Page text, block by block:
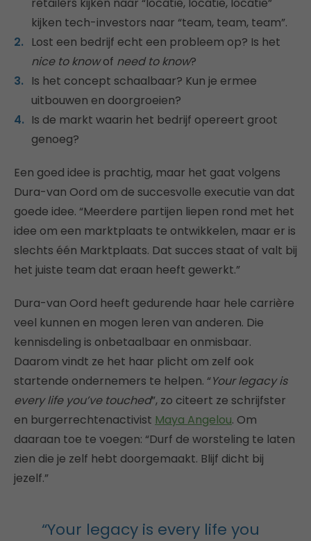
kijken tech-investors naar “team, team, team”.
Lost een bedrijf echt een probleem op? Is het
nice to knowof need to know?
Is het concept schaalbaar? Kun je ermee
uitbouwen en doorgroeien?
Is de markt waarin het bedrijf opereert groot
genoeg?
Een goed idee is prachtig, maar het gaat volgens
Dura-van Oord om de succesvolle executie van dat
goede idee. “Meerdere partijen liepen rond met het
idee om een marktplaats te ontwikkelen, maar er is
slechts één Marktplaats. Dat succes staat of valt bij
het juiste team dat eraan heeft gewerkt.”
Dura-van Oord heeft gedurende haar hele carrière
veel kunnen en mogen leren van anderen. Die
kennisdeling is onbetaalbaar en onmisbaar.
Daarom vindt ze het haar plicht om zelf ook
startende ondernemers te helpen. “Your legacy is
every life you’ve touched”, zo citeert ze schrijfster
en burgerrechtenactivist Maya Angelou. Om
daaraan toe te voegen: “Durf de worsteling te laten
zien die je zelf hebt doorgemaakt. Blijf dicht bij
jezelf.”
“Your legacy is every life you